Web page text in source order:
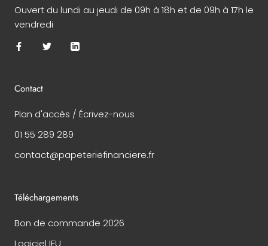
Ouvert du lundi au jeudi de 09h à 18h et de 09h à 17h le
vendredi
Contact
Plan d'accès / Écrivez-nous
01 55 289 289
contact@papeteriefinanciere.fr
Téléchargements
Bon de commande 2026
Logiciel IFU